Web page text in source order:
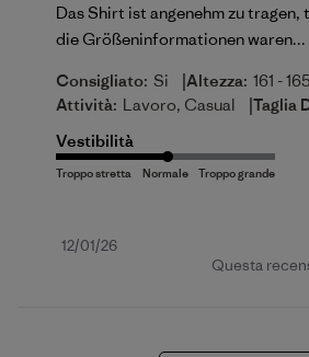
Das Shirt ist angenehm zu
die Größeninformationen waren...
Consigliato: Si |Altezza: 161 -
Attività: Lavoro, Casual |Taglia
Vestibilità
Data
12/01/26
Questa